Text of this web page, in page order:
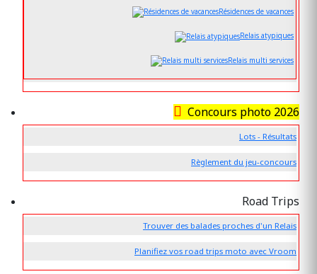
Résidences de vacances
Relais atypiques
Relais multi services
Concours photo 2026
Lots - Résultats
Règlement du jeu-concours
Road Trips
Trouver des balades proches d'un Relais
Planifiez vos road trips moto avec Vroom